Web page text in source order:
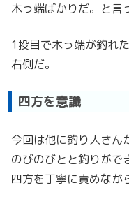
木っ端ばかりだ。と言
1投目で木っ端が釣れた
右側だ。
四方を意識
今回は他に釣り人さん
のびのびとと釣りがで
四方を丁寧に責めなが